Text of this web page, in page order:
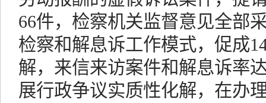
66件，检察机关监督意见全部
检察和解息诉工作模式，促成
解，来信来访案件和解息诉率
展行政争议实质性化解，在办